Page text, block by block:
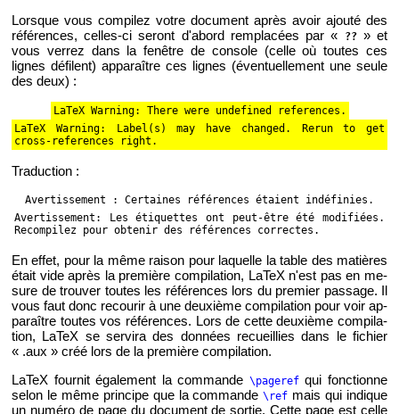
Lorsque vous com­pi­lez votre do­cu­ment après avoir ajouté des
ré­fé­rences, celles-ci se­ront d'abord rem­pla­cées par «
??» et
vous ver­rez dans la fe­nêtre de console (celle où toutes ces
lignes dé­filent) ap­pa­raître ces lignes (éven­tuel­le­ment une seule
des deux) :
LaTeX War­ning: There were un­de­fi­ned re­fe­rences.
LaTeX War­ning: Label(s) may have chan­ged. Rerun to get
cross-re­fe­rences right.
Tra­duc­tion :
Aver­tis­se­ment : Cer­taines ré­fé­rences étaient in­dé­fi­nies.
Aver­tis­se­ment: Les éti­quettes ont peut-être été mo­di­fiées.
Re­com­pi­lez pour ob­te­nir des ré­fé­rences cor­rectes.
En effet, pour la même rai­son pour la­quelle la table des ma­tières
était vide après la pre­mière com­pi­la­tion, LaTeX n'est pas en me­
sure de trou­ver toutes les ré­fé­rences lors du pre­mier pas­sage. Il
vous faut donc re­cou­rir à une deuxième com­pi­la­tion pour voir ap­
pa­raître toutes vos ré­fé­rences. Lors de cette deuxième com­pi­la­
tion, LaTeX se ser­vira des don­nées re­cueillies dans le fi­chier
« .aux » créé lors de la pre­mière com­pi­la­tion.
LaTeX four­nit éga­le­ment la com­mande \pa­ge­refqui fonc­tionne
selon le même prin­cipe que la com­mande\ref mais qui in­dique
un nu­méro de page du do­cu­ment de sor­tie. Cette page est celle